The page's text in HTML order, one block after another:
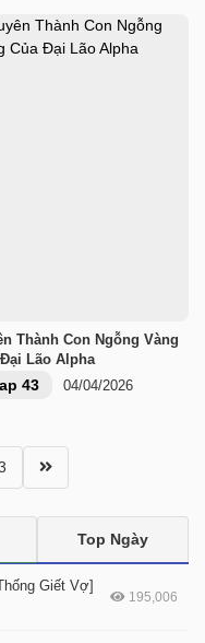
Thành Con Ngỗng Vàng
Lão Alpha
43 04/04/2026
Top Ngày
Giết Vợ]
195,006